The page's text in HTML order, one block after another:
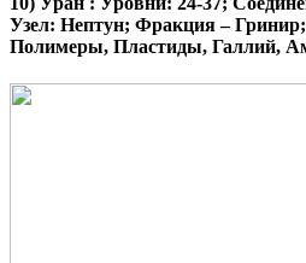
Узел: Нептун; Фракция –
Полимеры, Пластиды, Галлий,